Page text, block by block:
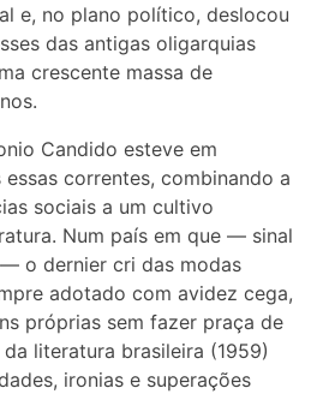
e, no plano político, deslocou
das antigas oligarquias
crescente massa de
Candido esteve em
correntes, combinando a
sociais a um cultivo
Num país em que — sinal
o dernier cri das modas
adotado com avidez cega,
próprias sem fazer praça de
literatura brasileira (1959)
ironias e superações